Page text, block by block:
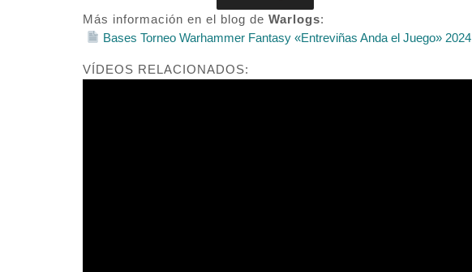
Más información en el blog de Warlogs:
Bases Torneo Warhammer Fantasy «Entreviñas Anda el Juego» 2024
VÍDEOS RELACIONADOS: